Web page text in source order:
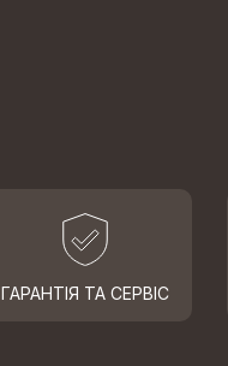
ГАРАНТІЯ ТА СЕРВІС